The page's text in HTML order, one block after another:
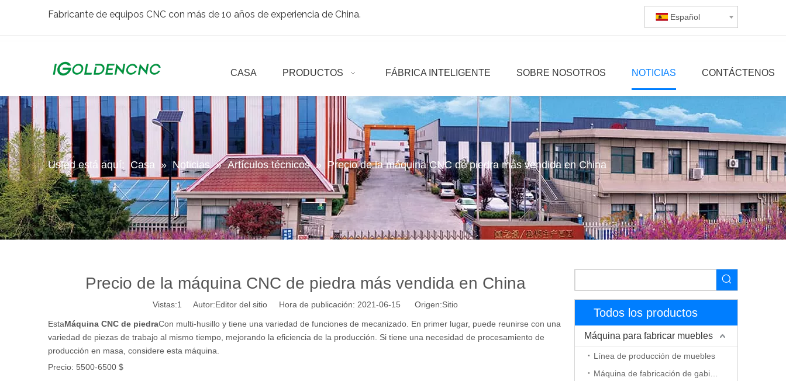
Fabricante de equipos CNC con más de 10 años de experiencia de China. Español
CASA PRODUCTOS FÁBRICA INTELIGENTE SOBRE NOSOTROS NOTICIAS CONTÁCTENOS
Usted está aquí: Casa » Noticias » Artículos técnicos » Precio de la máquina CNC de piedra más vendida en China
Precio de la máquina CNC de piedra más vendida en China
Vistas:1 Autor:Editor del sitio Hora de publicación: 2021-06-15 Origen:Sitio
EstaMáquina CNC de piedraCon multi-husillo y tiene una variedad de funciones de mecanizado. En primer lugar, puede reunirse con una
variedad de piezas de trabajo al mismo tiempo, mejorando la eficiencia de la producción. Si tiene una necesidad de procesamiento de
producción en masa, considere esta máquina.
Precio: 5500-6500 $
Todos los productos
Máquina para fabricar muebles
Línea de producción de muebles